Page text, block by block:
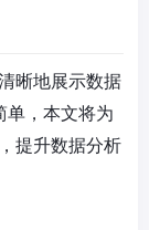
晰地展示数据
单，本文将为
提升数据分析